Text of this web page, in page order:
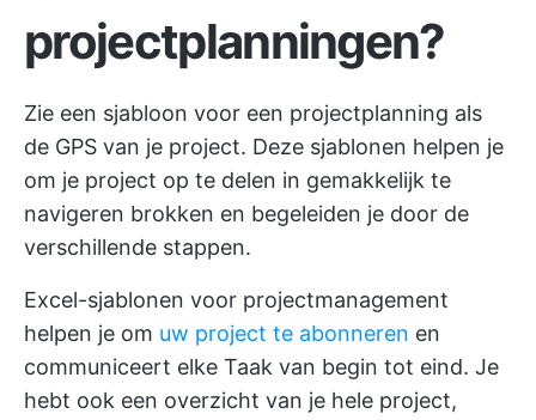
projectplanningen?
Zie een sjabloon voor een projectplanning als
de GPS van je project. Deze sjablonen helpen je
om je project op te delen in gemakkelijk te
navigeren brokken en begeleiden je door de
verschillende stappen.
Excel-sjablonen voor projectmanagement
helpen je om uw project te abonneren en
communiceert elke Taak van begin tot eind. Je
hebt ook een overzicht van je hele project,